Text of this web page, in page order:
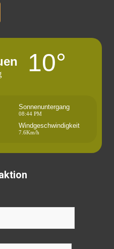
10°
Sonnenuntergang
08:44 PM
Windgeschwindigkeit
7.6Km/h